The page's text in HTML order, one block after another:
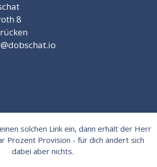
8
solchen Link ein, dann erhält der Herr
Prozent Provision - für dich ändert sich
dabei aber nichts.